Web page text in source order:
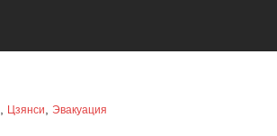
, Цзянси, Эвакуация